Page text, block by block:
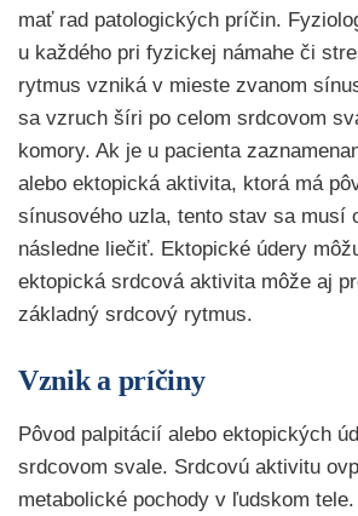
mať rad patologických príčin.
u každého pri fyzickej námahe či
rytmus vzniká v mieste zvanom
sa vzruch šíri po celom srdcovom
komory. Ak je u pacienta
alebo ektopická aktivita, ktorá má
sínusového uzla, tento stav sa musí
následne liečiť. Ektopické údery
ektopická srdcová aktivita môže aj
základný srdcový rytmus.
Vznik a príčiny
Pôvod palpitácií alebo ektopických
srdcovom svale. Srdcovú aktivitu
metabolické pochody v ľudskom